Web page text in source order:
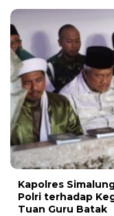
Kapolres
Polri terhadap
Tuan Guru Batak